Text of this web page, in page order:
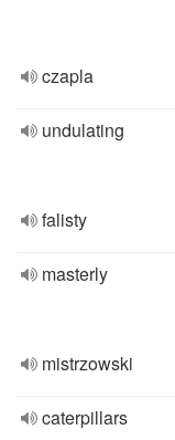
czapla
undulating
falisty
masterly
mistrzowski
caterpillars